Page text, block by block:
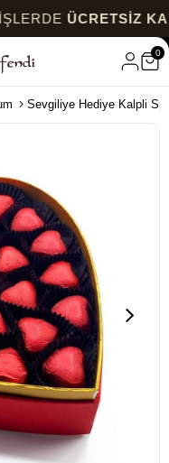
ÜCRETSİZ KARGO
0
Sevgiliye Hediye Kalpli